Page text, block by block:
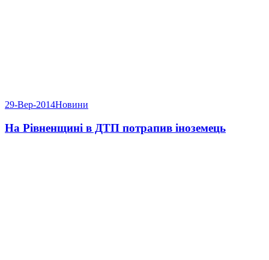
29-Вер-2014Новини
На Рівненщині в ДТП потрапив іноземець